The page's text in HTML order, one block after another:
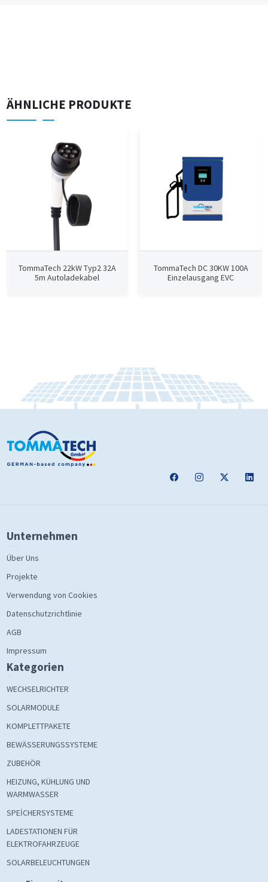
ÄHNLICHE PRODUKTE
TommaTech 22kW Typ2 32A
5m Autoladekabel
TommaTech DC 30KW 100A
Einzelausgang EVC
Unternehmen
Über Uns
Projekte
Verwendung von Cookies
Datenschutzrichtlinie
AGB
Impressum
Kategorien
WECHSELRICHTER
SOLARMODULE
KOMPLETTPAKETE
BEWÄSSERUNGSSYSTEME
ZUBEHÖR
HEIZUNG, KÜHLUNG UND
WARMWASSER
SPEİCHERSYSTEME
LADESTATIONEN FÜR
ELEKTROFAHRZEUGE
SOLARBELEUCHTUNGEN